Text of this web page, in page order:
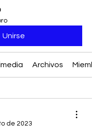
Unirse
Archivos
de 2023